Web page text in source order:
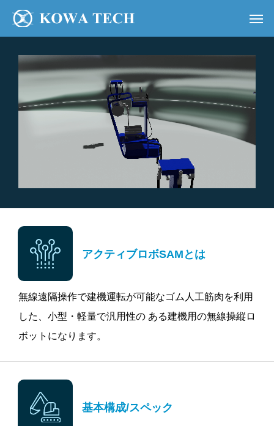
アクティブロボSAMとは
無線遠隔操作で建機運転が可能なゴム人工筋肉を利用
した、小型・軽量で汎用性の ある建機用の無線操縦ロ
ボットになります。
基本構成/スペック